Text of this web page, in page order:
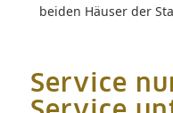
beiden Häuser der
Service